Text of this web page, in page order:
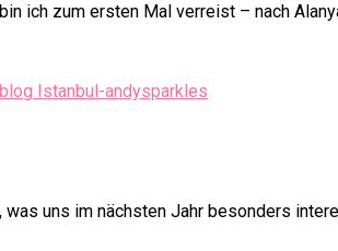
ich zum ersten Mal verreist – nach
uns im nächsten Jahr besonders